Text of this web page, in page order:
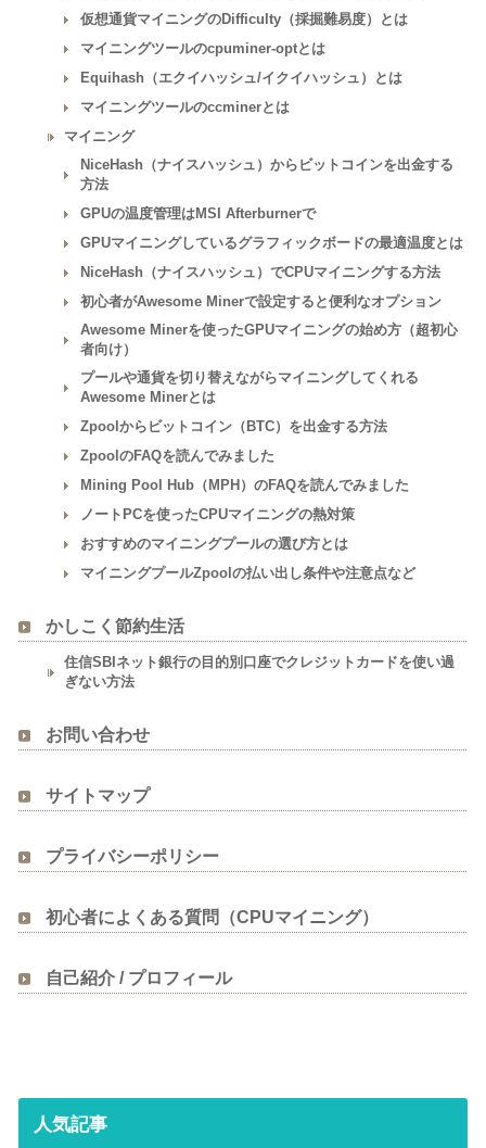
仮想通貨マイニングのDifficulty（採掘難易度）とは
マイニングツールのcpuminer-optとは
Equihash（エクイハッシュ/イクイハッシュ）とは
マイニングツールのccminerとは
マイニング
NiceHash（ナイスハッシュ）からビットコインを出金する
方法
GPUの温度管理はMSI Afterburnerで
GPUマイニングしているグラフィックボードの最適温度とは
NiceHash（ナイスハッシュ）でCPUマイニングする方法
初心者がAwesome Minerで設定すると便利なオプション
Awesome Minerを使ったGPUマイニングの始め方（超初心
者向け）
プールや通貨を切り替えながらマイニングしてくれる
Awesome Minerとは
Zpoolからビットコイン（BTC）を出金する方法
ZpoolのFAQを読んでみました
Mining Pool Hub（MPH）のFAQを読んでみました
ノートPCを使ったCPUマイニングの熱対策
おすすめのマイニングプールの選び方とは
マイニングプールZpoolの払い出し条件や注意点など
かしこく節約生活
住信SBIネット銀行の目的別口座でクレジットカードを使い過
ぎない方法
お問い合わせ
サイトマップ
プライバシーポリシー
初心者によくある質問（CPUマイニング）
自己紹介 / プロフィール
人気記事